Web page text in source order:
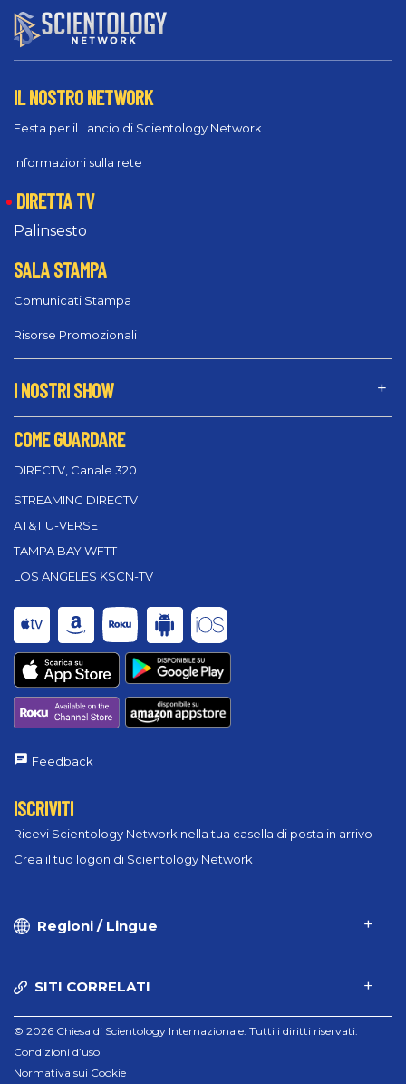
IL NOSTRO NETWORK
Festa per il Lancio di Scientology Network
Informazioni sulla rete
DIRETTA TV
Palinsesto
SALA STAMPA
Comunicati Stampa
Risorse Promozionali
I NOSTRI SHOW
COME GUARDARE
DIRECTV, Canale 320
STREAMING DIRECTV
AT&T U-VERSE
TAMPA BAY WFTT
LOS ANGELES KSCN-TV
Feedback
ISCRIVITI
Ricevi Scientology Network nella tua casella di posta in arrivo
Crea il tuo logon di Scientology Network
Regioni / Lingue
SITI CORRELATI
© 2026 Chiesa di Scientology Internazionale. Tutti i diritti riservati.
Condizioni d’uso
Normativa sui Cookie